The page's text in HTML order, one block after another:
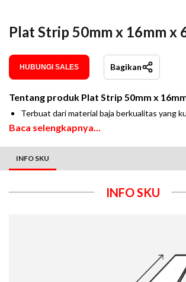
Plat Strip 50mm x 16mm x
HUBUNGI SALES Bagikan
Tentang produk Plat Strip 50mm x
Terbuat dari material baja berkualitas yang
Baca selengkapnya...
INFO SKU
INFO SKU